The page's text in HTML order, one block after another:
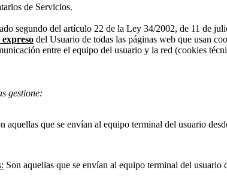
de Servicios.
segundo del artículo 22 de la Ley 34/2002, de 11 de
del Usuario de todas las páginas web que usan
entre el equipo del usuario y la red (cookies
gestione:
aquellas que se envían al equipo terminal del usuario
Son aquellas que se envían al equipo terminal del